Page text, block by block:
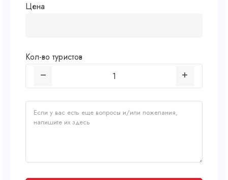
Цена
Кол-во туристов